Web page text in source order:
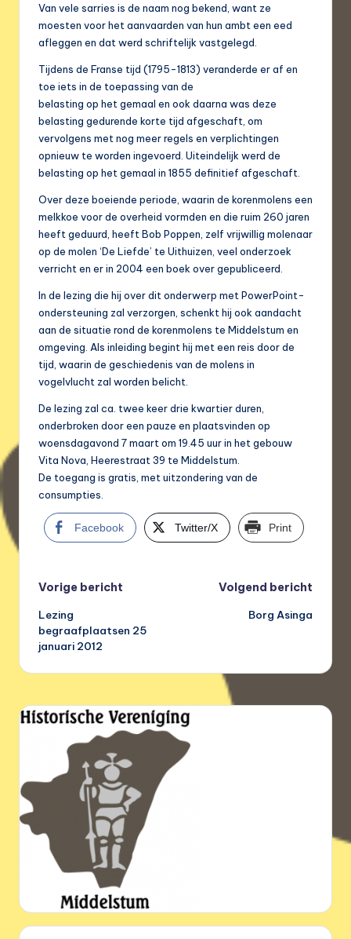
Van vele sarries is de naam nog bekend, want ze
moesten voor het aanvaarden van hun ambt een eed
afleggen en dat werd schriftelijk vastgelegd.
Tijdens de Franse tijd (1795-1813) veranderde er af en
toe iets in de toepassing van de
belasting op het gemaal en ook daarna was deze
belasting gedurende korte tijd afgeschaft, om
vervolgens met nog meer regels en verplichtingen
opnieuw te worden ingevoerd. Uiteindelijk werd de
belasting op het gemaal in 1855 definitief afgeschaft.
Over deze boeiende periode, waarin de korenmolens een
melkkoe voor de overheid vormden en die ruim 260 jaren
heeft geduurd, heeft Bob Poppen, zelf vrijwillig molenaar
op de molen ‘De Liefde’ te Uithuizen, veel onderzoek
verricht en er in 2004 een boek over gepubliceerd.
In de lezing die hij over dit onderwerp met PowerPoint-
ondersteuning zal verzorgen, schenkt hij ook aandacht
aan de situatie rond de korenmolens te Middelstum en
omgeving. Als inleiding begint hij met een reis door de
tijd, waarin de geschiedenis van de molens in
vogelvlucht zal worden belicht.
De lezing zal ca. twee keer drie kwartier duren,
onderbroken door een pauze en plaatsvinden op
woensdagavond 7 maart om 19.45 uur in het gebouw
Vita Nova, Heerestraat 39 te Middelstum.
De toegang is gratis, met uitzondering van de
consumpties.
Facebook Twitter/X Print
Bericht
navigatie
Vorige bericht
Lezing
begraafplaatsen 25
januari 2012
Volgend bericht
Borg Asinga